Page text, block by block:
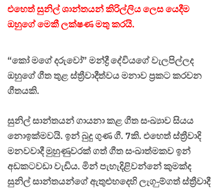
එහෙත් සුනිල් ශාන්තයන් කිරිල්ලිය ලෙස යෙදීම
ඔහුගේ මෙකී ලක්ෂණ මතු කරයි.
“කෝ මගේ දරුවෝ” මන්ද්‍රී දේවියගේ වැලපිල්ලද
ඔහුගේ ගීත තුළ ස්ත්‍රීවාදීත්වය මනාව ප්‍රකට කරවන
ගීතයකි.
සුනිල් සාන්තයන් ගායනා කළ ගීත සංඛ්‍යාව සියය
නොඉක්මවයි. ඉන් බුදු ගුණ ගී. 7කි. එහෙත් ස්ත්‍රීවාදි
මනවවාදී මුහුණුවරක් ගත් ගීත සංඛාත්මකව ඉන්
අඩකටවඩා වැඩිය. මින් පැහැදිළිවන්නේ කුමක්ද
සුනිල් සාන්තයන්ගේ ඇතුළුහදෙහි ලැග-ුම්ගත් ස්ත්‍රීවාදී